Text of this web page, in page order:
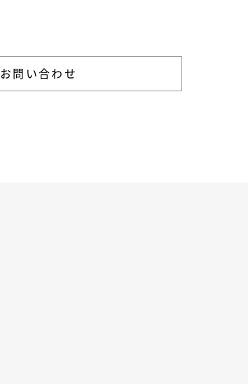
お問い合わせ